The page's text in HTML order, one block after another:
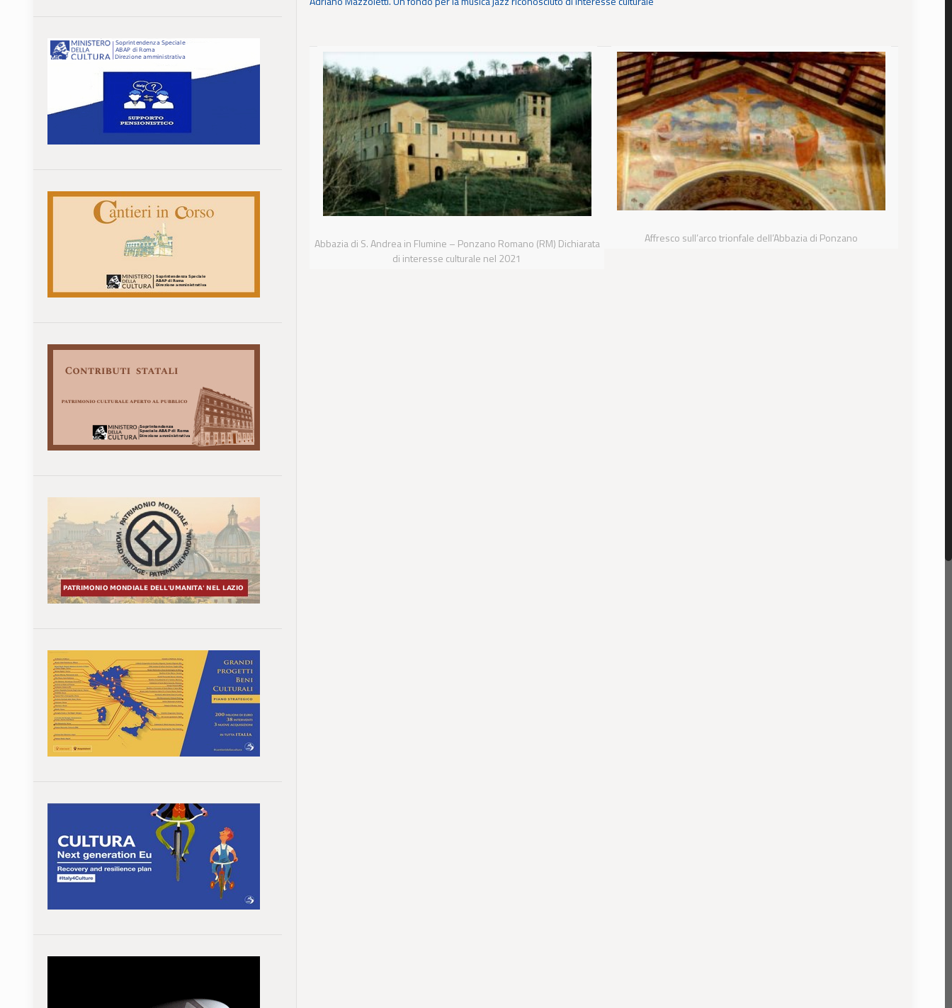
Abbazia di S. Andrea in Flumine – Ponzano Romano (RM) Dichiarata
di interesse culturale nel 2021
Affresco sull’arco trionfale dell’Abbazia di Ponzano